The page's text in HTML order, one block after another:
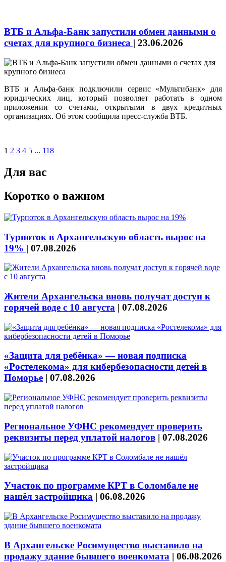
ВТБ и Альфа-Банк запустили обмен данными о
счетах для крупного бизнеса | 23.06.2026
ВТБ и Альфа-банк подключили сервис «Мультибанк» для
юридических лиц, который позволяет работать в одном
приложении со счетами, открытыми в двух кредитных
организациях. Об этом сообщила пресс-служба ВТБ.
1 2 3 4 5 ... 118
Для вас
Коротко о важном
Турпоток в Архангельскую область вырос на
19% | 07.08.2026
Жители Архангельска вновь получат доступ к
горячей воде с 10 августа | 07.08.2026
«Защита для ребёнка» — новая подписка
«Ростелекома» для кибербезопасности детей в
Поморье | 07.08.2026
Региональное УФНС рекомендует проверить
реквизиты перед уплатой налогов | 07.08.2026
Участок по программе КРТ в Соломбале не
нашёл застройщика | 06.08.2026
В Архангельске Росимущество выставило на
продажу здание бывшего военкомата | 06.08.2026